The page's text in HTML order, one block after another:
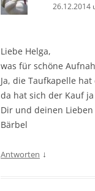
26.12.2014
Liebe Helga,
was für schöne
Ja, die Taufkapelle
da hat sich der Kauf
Dir und deinen
Bärbel
Antworten ↓